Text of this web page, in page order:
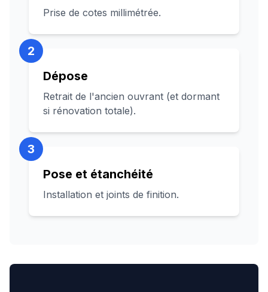
Prise de cotes millimétrée.
2
Dépose
Retrait de l'ancien ouvrant (et dormant
si rénovation totale).
3
Pose et étanchéité
Installation et joints de finition.